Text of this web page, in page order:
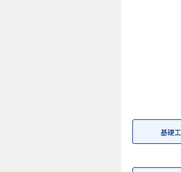
基礎